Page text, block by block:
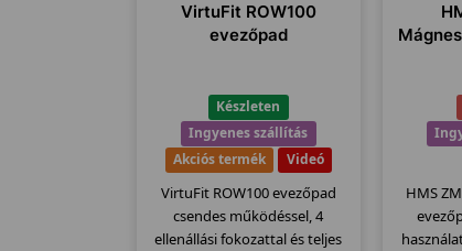
VirtuFit ROW100
evezőpad
Készleten
Ingyenes szállítás
Akciós termék
Videó
VirtuFit ROW100 evezőpad
csendes működéssel, 4
ellenállási fokozattal és teljes
HMS